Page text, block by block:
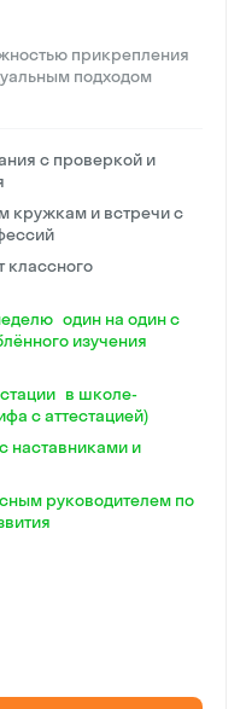
прикрепления
подходом
с проверкой и
кружкам и встречи с
классного
один на один с
изучения
в школе-
с аттестацией)
наставниками и
руководителем по